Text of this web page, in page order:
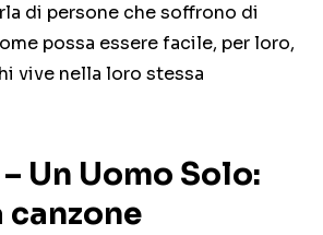
di persone che soffrono di
possa essere facile, per loro,
vive nella loro stessa
Un Uomo Solo:
canzone